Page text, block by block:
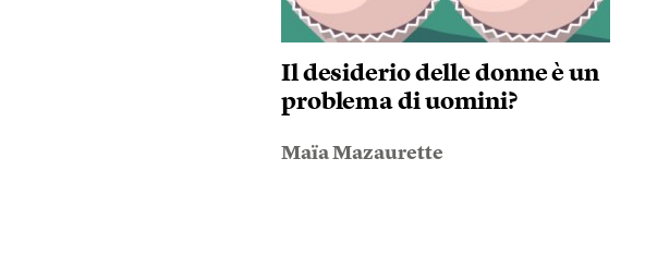
Il desiderio delle donne è un
problema di uomini?
Maïa Mazaurette